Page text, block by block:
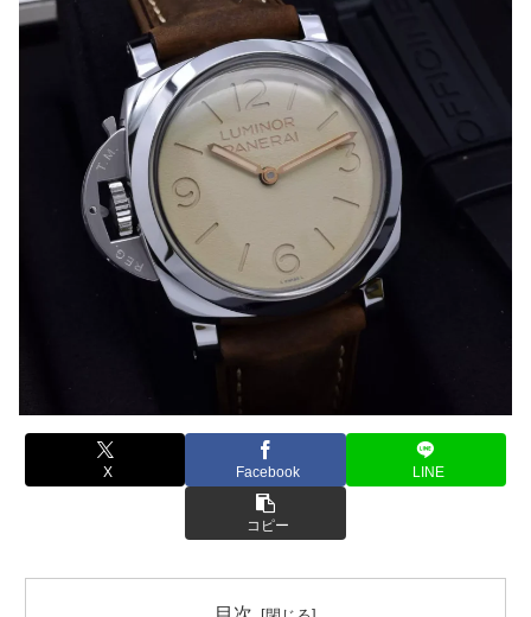
X Facebook LINE
コピー